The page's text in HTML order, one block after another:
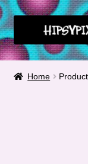
Ga
door
naar
Ga
direct
naar
inhoud
HOME
Home